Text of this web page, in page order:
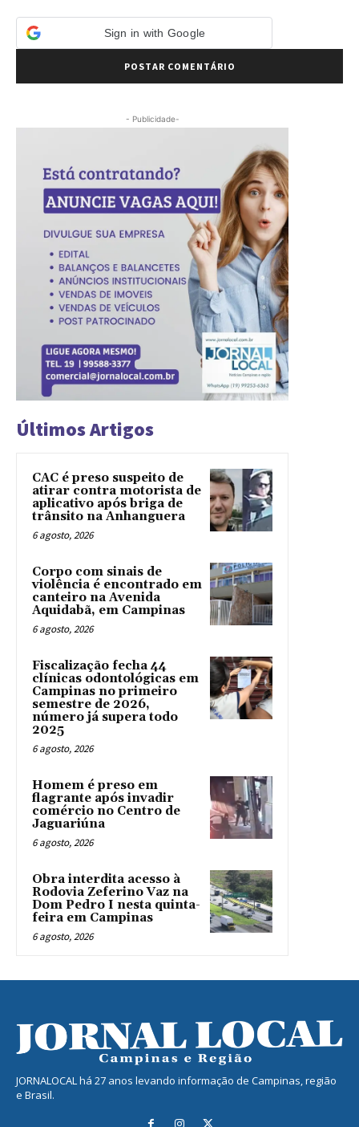
Sign in with Google
- Publicidade-
Últimos Artigos
CAC é preso suspeito de
atirar contra motorista de
aplicativo após briga de
trânsito na Anhanguera
6 agosto, 2026
Corpo com sinais de
violência é encontrado em
canteiro na Avenida
Aquidabã, em Campinas
6 agosto, 2026
Fiscalização fecha 44
clínicas odontológicas em
Campinas no primeiro
semestre de 2026,
número já supera todo
2025
6 agosto, 2026
Homem é preso em
flagrante após invadir
comércio no Centro de
Jaguariúna
6 agosto, 2026
Obra interdita acesso à
Rodovia Zeferino Vaz na
Dom Pedro I nesta quinta-
feira em Campinas
6 agosto, 2026
JORNALOCAL há 27 anos levando informação de Campinas, região
e Brasil.